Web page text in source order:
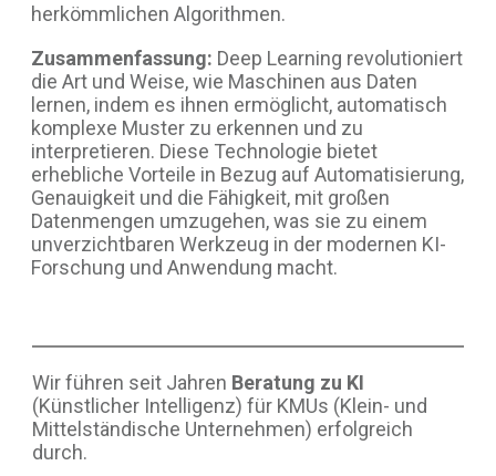
herkömmlichen Algorithmen.
Zusammenfassung: Deep Learning revolutioniert
die Art und Weise, wie Maschinen aus Daten
lernen, indem es ihnen ermöglicht, automatisch
komplexe Muster zu erkennen und zu
interpretieren. Diese Technologie bietet
erhebliche Vorteile in Bezug auf Automatisierung,
Genauigkeit und die Fähigkeit, mit großen
Datenmengen umzugehen, was sie zu einem
unverzichtbaren Werkzeug in der modernen KI-
Forschung und Anwendung macht.
Wir führen seit Jahren Beratung zu KI
(Künstlicher Intelligenz) für KMUs (Klein- und
Mittelständische Unternehmen) erfolgreich
durch.